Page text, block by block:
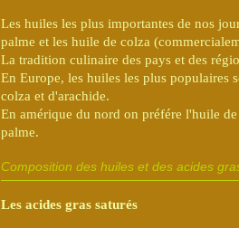
Les huiles les plus importantes de nos
palme et les huile de colza
La tradition culinaire des pays et des
En Europe, les huiles les plus populaires
colza et d'arachide.
En amérique du nord on préfére l'huile
palme.
Composition des huiles et des acides
Les acides gras saturés